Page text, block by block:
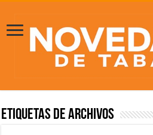
Etiquetas de Archivos